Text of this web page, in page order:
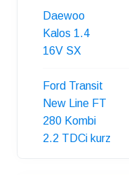
Daewoo
Kalos 1.4
16V SX
Ford Transit
New Line FT
280 Kombi
2.2 TDCi kurz